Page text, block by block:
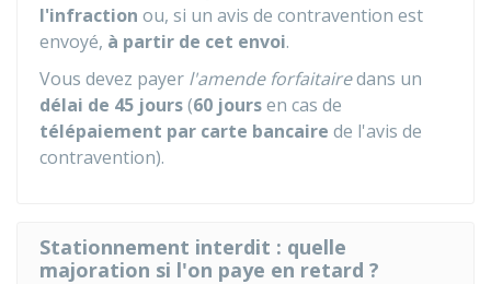
l'infraction ou, si un avis de contravention est
envoyé, à partir de cet envoi.
Vous devez payer l'amende forfaitairedans un
délai de 45 jours(60 joursen cas de
télépaiement par carte bancaire de l'avis de
contravention).
Stationnement interdit : quelle
majoration si l'on paye en retard ?